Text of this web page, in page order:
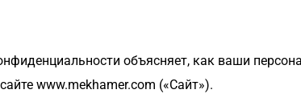
объясняет, как ваши
www.mekhamer.com («Сайт»).